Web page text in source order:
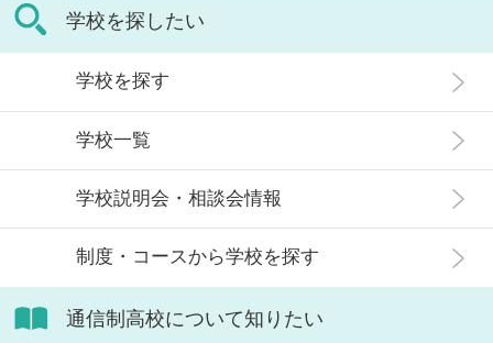
学校を探したい
学校を探す
学校一覧
学校説明会・相談会情報
制度・コースから学校を探す
通信制高校について知りたい